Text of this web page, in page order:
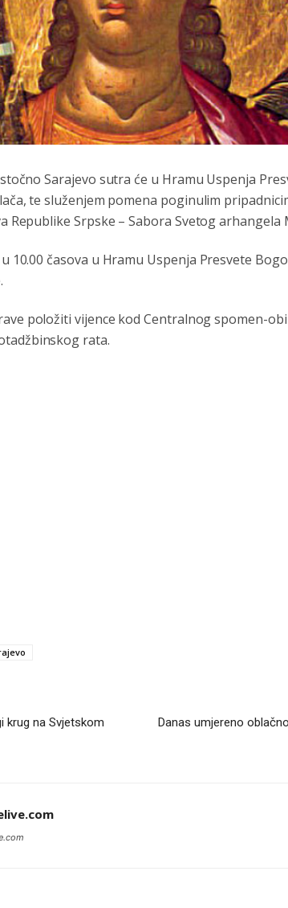
Sarajevo sutra će u Hramu Uspenja
te služenjem pomena poginulim
Srpske – Sabora Svetog arhangela
10.00 časova u Hramu Uspenja Presvete
položiti vijence kod Centralnog spomen-
rata.
krug na Svjetskom
Danas umjereno